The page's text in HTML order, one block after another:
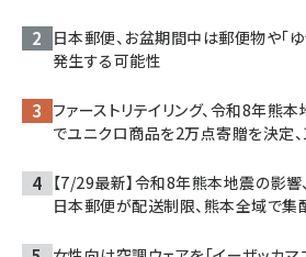
日本郵便、お盆期間中は郵便物や「
発生する可能性
ファーストリテイリング、令和8年熊
でユニクロ商品を2万点寄贈を決定
【7/29最新】令和8年熊本地震の影響
日本郵便が配送制限、熊本全域で